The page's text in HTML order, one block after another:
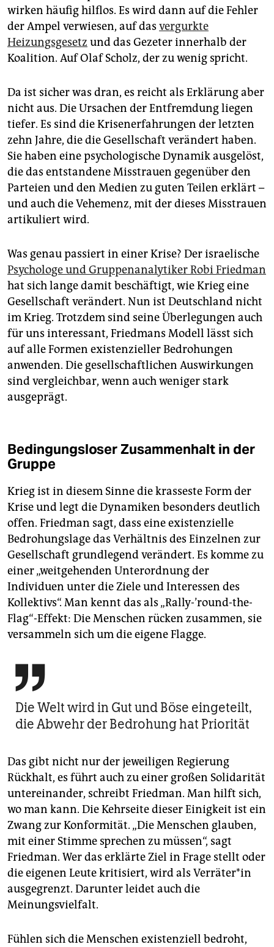
wirken häufig hilflos. Es wird dann auf die Fehler
der Ampel verwiesen, auf das vergurkte
Heizungsgesetz und das Gezeter innerhalb der
Koalition. Auf Olaf Scholz, der zu wenig spricht.
Da ist sicher was dran, es reicht als Erklärung aber
nicht aus. Die Ursachen der Entfremdung liegen
tiefer. Es sind die Krisenerfahrungen der letzten
zehn Jahre, die die Gesellschaft verändert haben.
Sie haben eine psychologische Dynamik ausgelöst,
die das entstandene Misstrauen gegenüber den
Parteien und den Medien zu guten Teilen erklärt –
und auch die Vehemenz, mit der dieses Misstrauen
artikuliert wird.
Was genau passiert in einer Krise? Der israelische
Psychologe und Gruppenanalytiker Robi Friedman
hat sich lange damit beschäftigt, wie Krieg eine
Gesellschaft verändert. Nun ist Deutschland nicht
im Krieg. Trotzdem sind seine Überlegungen auch
für uns interessant, Friedmans Modell lässt sich
auf alle Formen existenzieller Bedrohungen
anwenden. Die gesellschaftlichen Auswirkungen
sind vergleichbar, wenn auch weniger stark
ausgeprägt.
Bedingungsloser Zusammenhalt in der
Gruppe
Krieg ist in diesem Sinne die krasseste Form der
Krise und legt die Dynamiken besonders deutlich
offen. Friedman sagt, dass eine existenzielle
Bedrohungslage das Verhältnis des Einzelnen zur
Gesellschaft grundlegend verändert. Es komme zu
einer „weitgehenden Unterordnung der
Individuen unter die Ziele und Interessen des
Kollektivs“. Man kennt das als „Rally-’round-the-
Flag“-Effekt: Die Menschen rücken zusammen, sie
versammeln sich um die eigene Flagge.

Die Welt wird in Gut und Böse eingeteilt,
die Abwehr der Bedrohung hat Priorität
Das gibt nicht nur der jeweiligen Regierung
Rückhalt, es führt auch zu einer großen Solidarität
untereinander, schreibt Friedman. Man hilft sich,
wo man kann. Die Kehrseite dieser Einigkeit ist ein
Zwang zur Konformität. „Die Menschen glauben,
mit einer Stimme sprechen zu müssen“, sagt
Friedman. Wer das erklärte Ziel in Frage stellt oder
die eigenen Leute kritisiert, wird als Ver­rä­te­r*in
ausgegrenzt. Darunter leidet auch die
Meinungsvielfalt.
Fühlen sich die Menschen existenziell bedroht,